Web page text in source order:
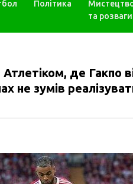
Політика
та розваги
де Гакпо
не зумів